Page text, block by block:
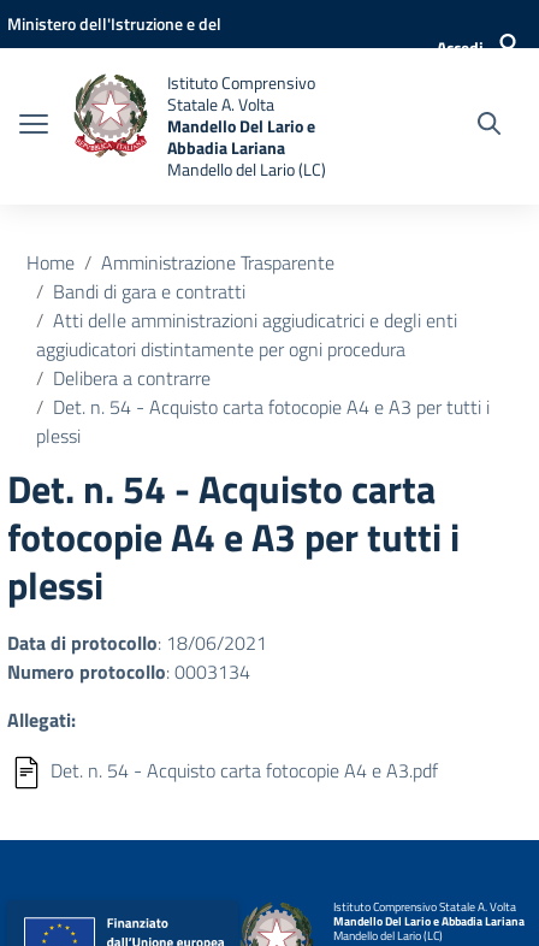
Vai ai contenuti
Vai al menu di navigazione
Vai al footer
Ministero dell'Istruzione e del
Accedi
Istituto Comprensivo
Statale A. Volta
Mandello Del Lario e
Abbadia Lariana
Mandello del Lario (LC)
Home
Amministrazione Trasparente
Bandi di gara e contratti
Atti delle amministrazioni aggiudicatrici e degli enti
aggiudicatori distintamente per ogni procedura
Delibera a contrarre
Det. n. 54 - Acquisto carta fotocopie A4 e A3 per tutti i
plessi
Det. n. 54 - Acquisto carta
fotocopie A4 e A3 per tutti i
plessi
Data di protocollo: 18/06/2021
Numero protocollo: 0003134
Allegati:
Det. n. 54 - Acquisto carta fotocopie A4 e A3.pdf
Istituto Comprensivo Statale A. Volta
Mandello Del Lario e Abbadia Lariana
Mandello del Lario (LC)